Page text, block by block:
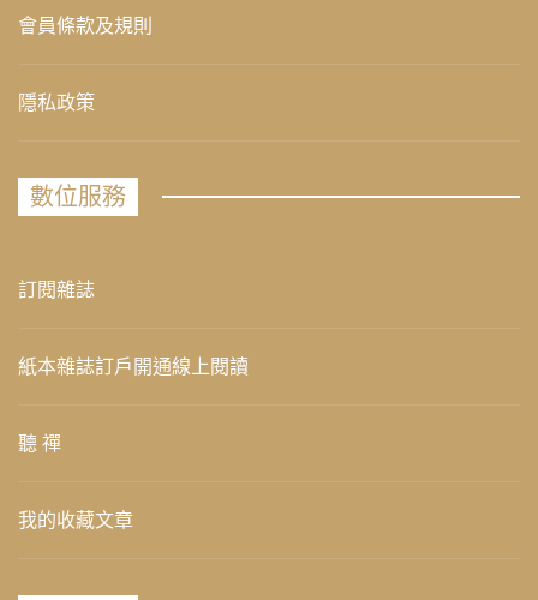
會員條款及規則
隱私政策
數位服務
訂閱雜誌
紙本雜誌訂戶開通線上閱讀
聽 禪
我的收藏文章